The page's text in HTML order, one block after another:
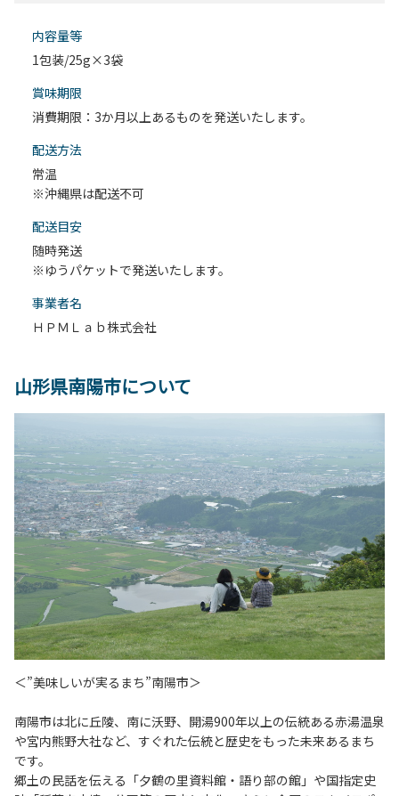
内容量等
1包装/25g×3袋
賞味期限
消費期限：3か月以上あるものを発送いたします。
配送⽅法
常温
※沖縄県は配送不可
配送目安
随時発送
※ゆうパケットで発送いたします。
事業者名
ＨＰＭＬａｂ株式会社
山形県南陽市について
＜”美味しいが実るまち”南陽市＞
南陽市は北に丘陵、南に沃野、開湯900年以上の伝統ある赤湯温泉
や宮内熊野大社など、すぐれた伝統と歴史をもった未来あるまち
です。
郷土の民話を伝える「夕鶴の里資料館・語り部の館」や国指定史